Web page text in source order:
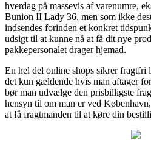
hverdag på massevis af varenumre,
Bunion II Lady 36, men som ikke
indsendes forinden et konkret
udsigt til at kunne nå at få dit nye
pakkepersonalet drager hjemad.
En hel del online shops sikrer fragtfri
det kun gældende hvis man aftager
bør man udvælge den prisbilligste
hensyn til om man er ved
at få fragtmanden til at køre din